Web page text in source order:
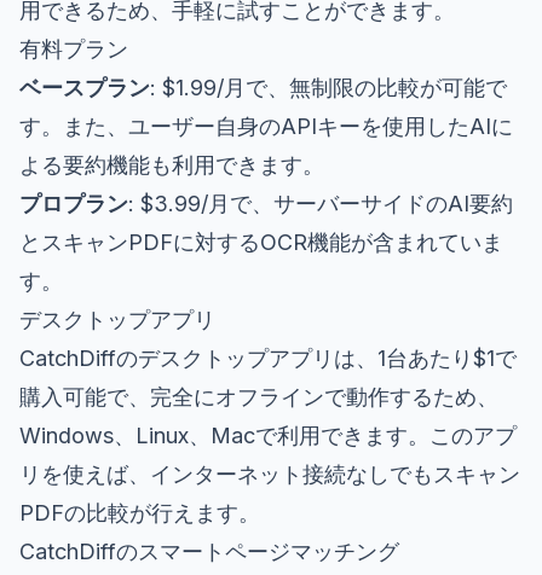
用できるため、手軽に試すことができます。
有料プラン
ベースプラン: $1.99/月で、無制限の比較が可能で
す。また、ユーザー自身のAPIキーを使用したAIに
よる要約機能も利用できます。
プロプラン: $3.99/月で、サーバーサイドのAI要約
とスキャンPDFに対するOCR機能が含まれていま
す。
デスクトップアプリ
CatchDiffのデスクトップアプリは、1台あたり$1で
購入可能で、完全にオフラインで動作するため、
Windows、Linux、Macで利用できます。このアプ
リを使えば、インターネット接続なしでもスキャン
PDFの比較が行えます。
CatchDiffのスマートページマッチング